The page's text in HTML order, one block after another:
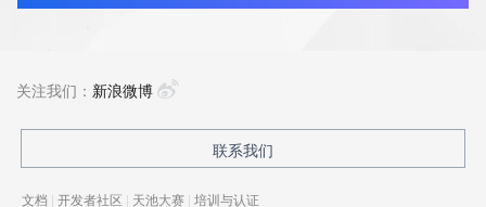
最近查询
关注我们： 新浪微博
联系我们
文档 | 开发者社区 | 天池大赛 | 培训与认证